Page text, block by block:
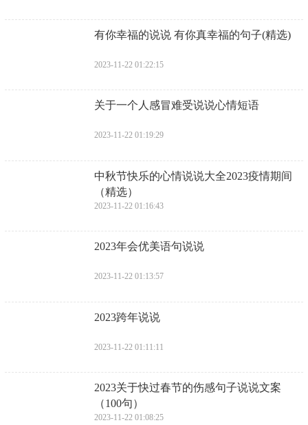
​有你幸福的说说 有你真幸福的句子(精选)
2023-11-22 01:22:15
​关于一个人感冒难受说说心情短语
2023-11-22 01:19:29
​中秋节快乐的心情说说大全2023疫情期间
（精选）
2023-11-22 01:16:43
​2023年会优美语句说说
2023-11-22 01:13:57
​2023跨年说说
2023-11-22 01:11:11
​2023关于快过春节的伤感句子说说文案
（100句）
2023-11-22 01:08:25